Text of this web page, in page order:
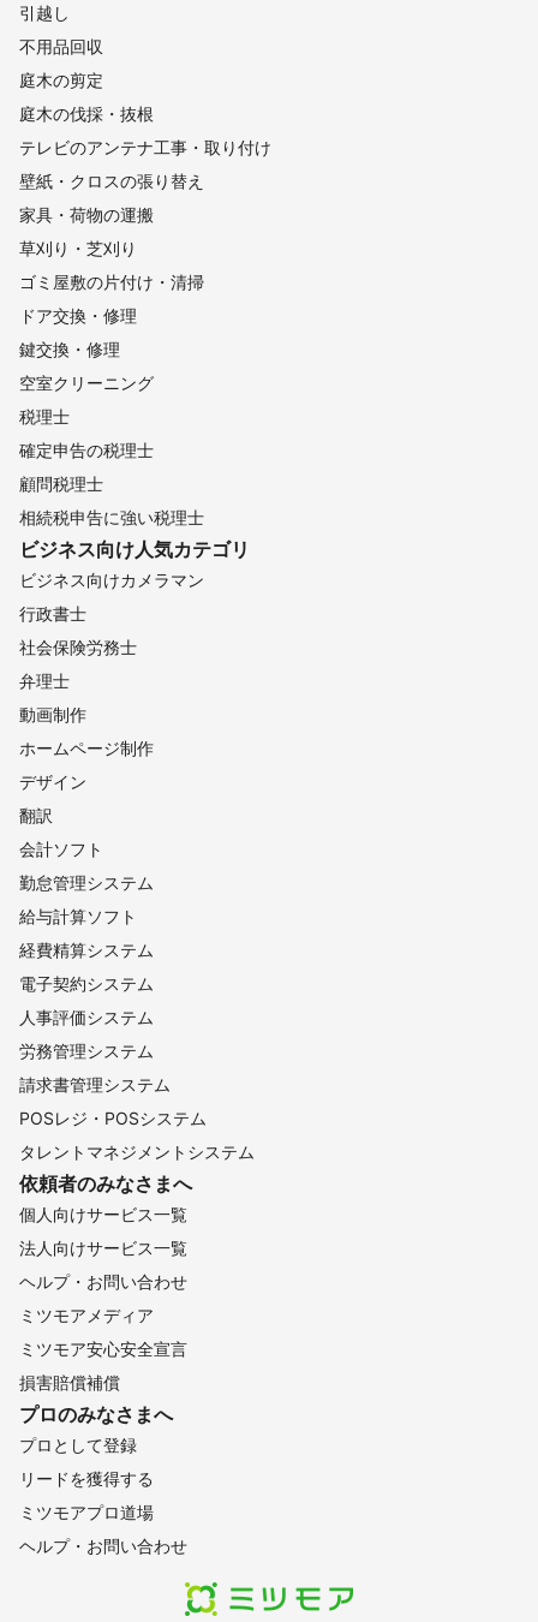
引越し
不用品回収
庭木の剪定
庭木の伐採・抜根
テレビのアンテナ工事・取り付け
壁紙・クロスの張り替え
家具・荷物の運搬
草刈り・芝刈り
ゴミ屋敷の片付け・清掃
ドア交換・修理
鍵交換・修理
空室クリーニング
税理士
確定申告の税理士
顧問税理士
相続税申告に強い税理士
ビジネス向け人気カテゴリ
ビジネス向けカメラマン
行政書士
社会保険労務士
弁理士
動画制作
ホームページ制作
デザイン
翻訳
会計ソフト
勤怠管理システム
給与計算ソフト
経費精算システム
電子契約システム
人事評価システム
労務管理システム
請求書管理システム
POSレジ・POSシステム
タレントマネジメントシステム
依頼者のみなさまへ
個人向けサービス一覧
法人向けサービス一覧
ヘルプ・お問い合わせ
ミツモアメディア
ミツモア安心安全宣言
損害賠償補償
プロのみなさまへ
プロとして登録
リードを獲得する
ミツモアプロ道場
ヘルプ・お問い合わせ